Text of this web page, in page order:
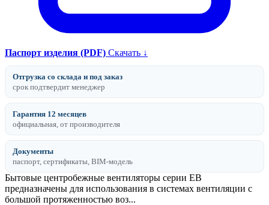
Паспорт изделия (PDF) Скачать ↓
Отгрузка со склада и под заказ
срок подтвердит менеджер
Гарантия 12 месяцев
официальная, от производителя
Документы
паспорт, сертификаты, BIM-модель
Бытовые центробежные вентиляторы серии EB
предназначены для использования в системах вентиляции с
большой протяженностью воз...